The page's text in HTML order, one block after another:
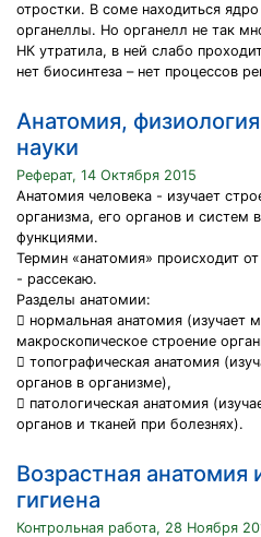
отростки. В соме находиться
органеллы. Но органелл не так
НК утратила, в ней слабо
нет биосинтеза – нет процессов
Анатомия, физиология
науки
Реферат, 14 Октября 2015
Анатомия человека - изучает
организма, его органов и систем
функциями.
Термин «анатомия» происходит
- рассекаю.
Разделы анатомии:
 нормальная анатомия (изучает
макроскопическое строение
 топографическая анатомия
органов в организме),
 патологическая анатомия
органов и тканей при болезнях).
Возрастная анатомия
гигиена
Контрольная работа, 28 Ноября